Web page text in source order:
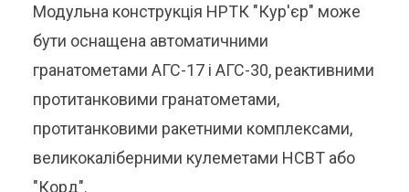
Модульна конструкція НРТК "Кур'єр" може
бути оснащена автоматичними
гранатометами АГС-17 і АГС-30, реактивними
протитанковими гранатометами,
протитанковими ракетними комплексами,
великокаліберними кулеметами НСВТ або
"Корд".